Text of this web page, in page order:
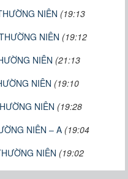
NIÊN (19:13
NIÊN (19:12
NIÊN (21:13
NIÊN (19:10
NIÊN (19:28
NIÊN – A (19:04
NIÊN (19:02